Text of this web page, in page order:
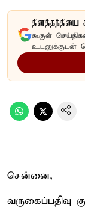
தினத்தந்தியை
கூகுள்
உடனுக்குடன்
சென்னை,